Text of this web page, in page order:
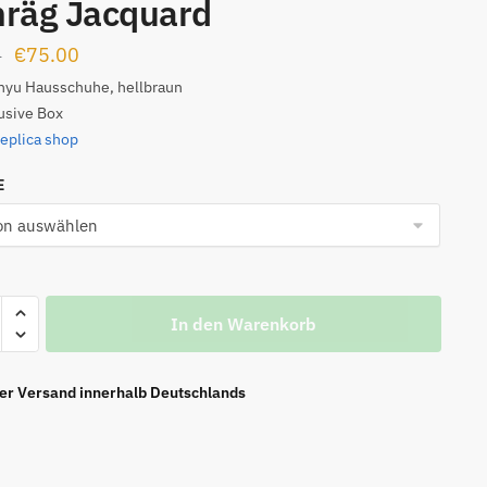
Jacquard
Ursprünglicher
Preis
war:
€99.00
€75.00
Preis
Hausschuhe, hellbraun
Box
shop
In den Warenkorb
Versand innerhalb Deutschlands